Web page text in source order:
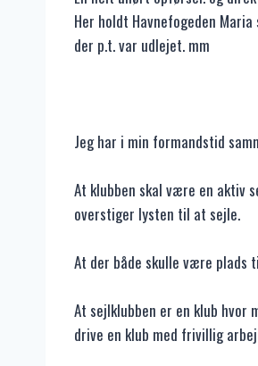
Her holdt Havnefogeden
der p.t. var udlejet. mm
Jeg har i min formandstid
At klubben skal være en aktiv
overstiger lysten til at sejle.
At der både skulle være plads
At sejlklubben er en klub hvor
drive en klub med frivillig